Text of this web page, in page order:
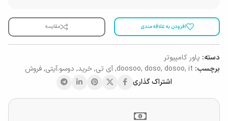
افزودن به علاقه مندی مقایسه
دسته: پاور کامپیوتر
برچسب:
doosoo, doso, dosoo, it
,آی تی,خرید, دوسو.آیتی,فروش
اشتراک گذاری